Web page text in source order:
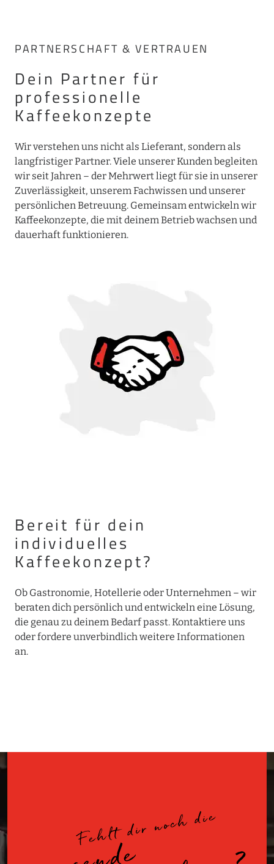
PARTNERSCHAFT & VERTRAUEN
Dein Partner für
professionelle
Kaffeekonzepte
Wir verstehen uns nicht als Lieferant, sondern als
langfristiger Partner. Viele unserer Kunden begleiten
wir seit Jahren – der Mehrwert liegt für sie in unserer
Zuverlässigkeit, unserem Fachwissen und unserer
persönlichen Betreuung. Gemeinsam entwickeln wir
Kaffeekonzepte, die mit deinem Betrieb wachsen und
dauerhaft funktionieren.
Bereit für dein
individuelles
Kaffeekonzept?
Ob Gastronomie, Hotellerie oder Unternehmen – wir
beraten dich persönlich und entwickeln eine Lösung,
die genau zu deinem Bedarf passt. Kontaktiere uns
oder fordere unverbindlich weitere Informationen
an.
Fehlt dir noch die